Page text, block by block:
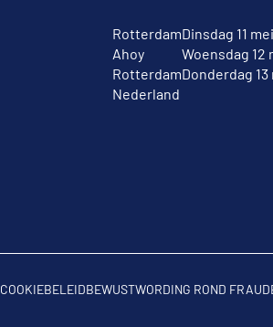
Rotterdam
Ahoy
Rotterdam
Nederland
Dinsdag 11
Woensdag 12
Donderdag 13
COOKIEBELEIDBEWUSTWORDING ROND